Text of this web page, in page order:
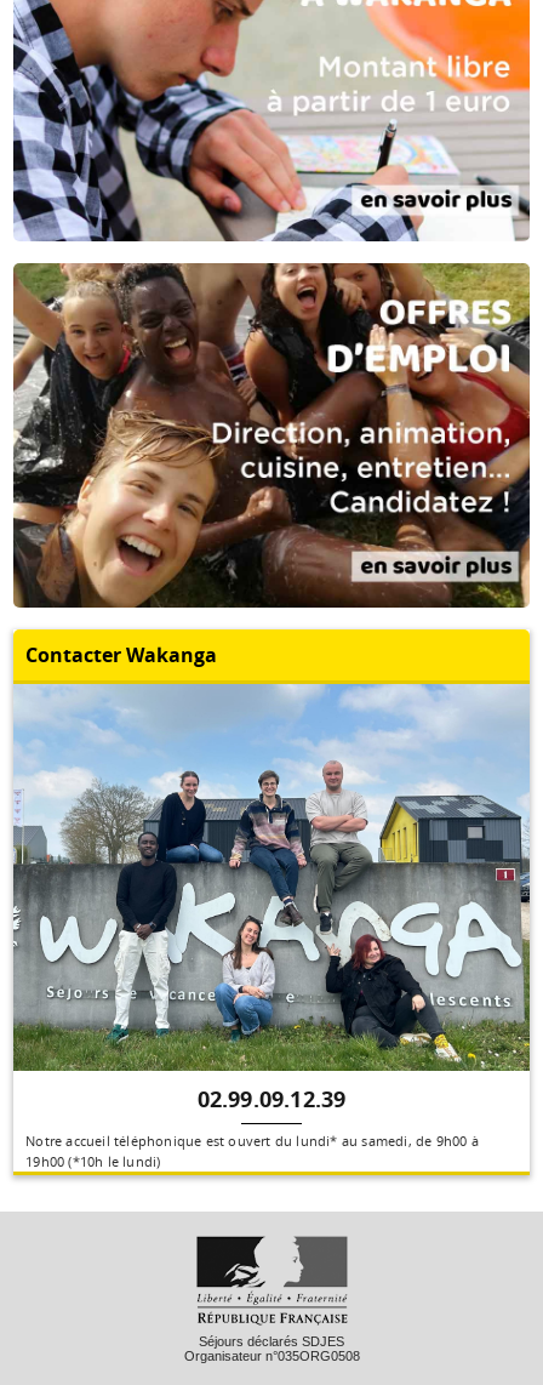
Contacter Wakanga
02.99.09.12.39
Notre accueil téléphonique est ouvert du lundi* au samedi, de 9h00 à
19h00 (*10h le lundi)
Séjours déclarés SDJES
Organisateur n°035ORG0508